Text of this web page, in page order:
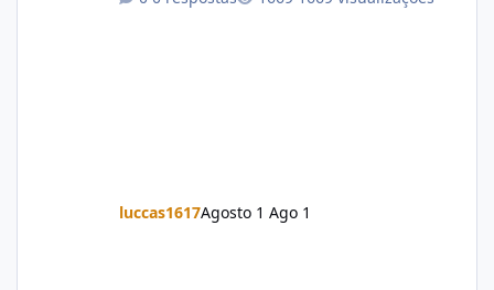
luccas1617Agosto 1 Ago 1